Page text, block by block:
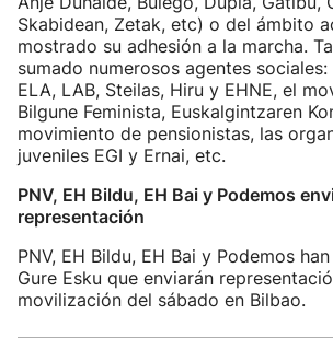
Skabidean, Zetak, etc) o del ámbito
mostrado su adhesión a la marcha.
sumado numerosos agentes
ELA, LAB, Steilas, Hiru y EHNE, el
Bilgune Feminista, Euskalgintzaren
movimiento de pensionistas, las
juveniles EGI y Ernai, etc.
PNV, EH Bildu, EH Bai y Podemos
representación
PNV, EH Bildu, EH Bai y Podemos
Gure Esku que enviarán
movilización del sábado en Bilbao.